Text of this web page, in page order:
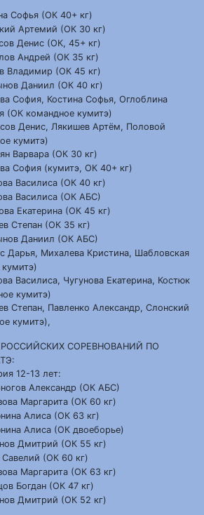
Софья (ОК 40+ кг)
Артемий (ОК 30 кг)
Денис (ОК, 45+ кг)
Андрей (ОК 35 кг)
Владимир (ОК 45 кг)
Даниил (ОК 40 кг)
София, Костина Софья, Оглоблина
(ОК командное кумитэ)
Денис, Лякишев Артём, Половой
кумитэ)
Варвара (ОК 30 кг)
София (кумитэ, ОК 40+ кг)
Василиса (ОК 40 кг)
Василиса (ОК АБС)
Екатерина (ОК 45 кг)
Степан (ОК 35 кг)
Даниил (ОК АБС)
Дарья, Михалева Кристина, Шабловская
Василиса, Чугунова Екатерина, Костюк
кумитэ)
Степан, Павленко Александр, Слонский
кумитэ),
СОРЕВНОВАНИЙ ПО
12-13 лет:
Александр (ОК АБС)
Маргарита (ОК 60 кг)
Алиса (ОК 63 кг)
Алиса (ОК двоеборье)
Дмитрий (ОК 55 кг)
(ОК 60 кг)
Маргарита (ОК 63 кг)
Богдан (ОК 47 кг)
Дмитрий (ОК 52 кг)